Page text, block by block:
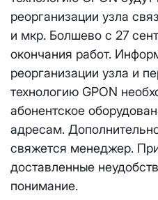
реорганизации узла
и мкр. Болшево с 27
окончания работ.
реорганизации узла и
технологию GPON
абонентское
адресам.
свяжется менеджер.
доставленные
понимание.
Телевидение
Аренда оборудования
Отправить
согласие на
соответствии сПолитикой
персональных данных
КС 300
НП20
КС 500
НП30
НП50
Email*
Адрес подключения*
Я даю согласие на
Email*
Отправить
Я даю согласие на
соответствии сПолитикой
персональных данных